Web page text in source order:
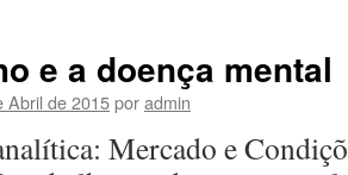
e a doença mental
Abril de 2015poradmin
Mercado e